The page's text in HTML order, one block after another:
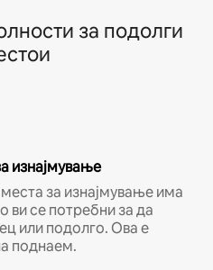
за подолги
изнајмување
за изнајмување има
ви се потребни за да
или подолго. Ова е
поднаем.